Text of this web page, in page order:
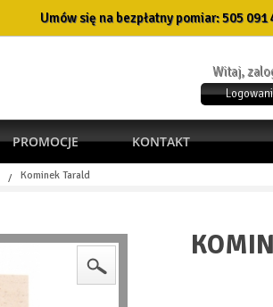
Umów się na bezpłatny pomiar:505 091
Witaj,
PROMOCJE KONTAKT
/ Kominek Tarald